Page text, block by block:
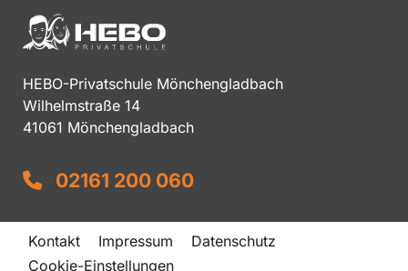
HEBO-Privatschule Mönchengladbach
Wilhelmstraße 14
41061 Mönchengladbach
02161 200 060
Kontakt Impressum
Datenschutz
Cookie-Einstellungen